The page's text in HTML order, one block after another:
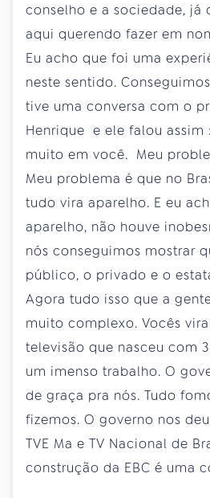
conselho e a sociedade, já
aqui querendo fazer em
Eu acho que foi uma
neste sentido.
tive uma conversa com o
Henrique e ele falou assim
muito em você. Meu
Meu problema é que no
tudo vira aparelho. E eu
aparelho, não houve
nós conseguimos mostrar
público, o privado e o
Agora tudo isso que a
muito complexo. Vocês
televisão que nasceu com
um imenso trabalho. O
de graça pra nós. Tudo
fizemos. O governo nos
TVE Ma e TV Nacional de
construção da EBC é uma